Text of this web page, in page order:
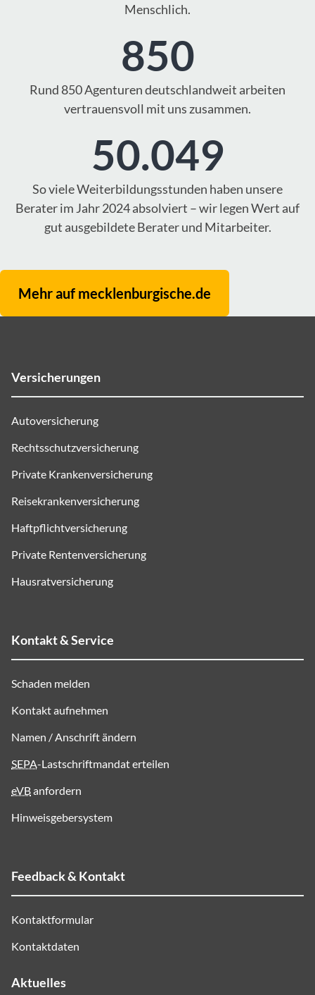
Menschlich.
850
Rund 850 Agenturen deutschlandweit arbeiten
vertrauensvoll mit uns zusammen.
50.049
So viele Weiterbildungsstunden haben unsere
Berater im Jahr 2024 absolviert – wir legen Wert auf
gut ausgebildete Berater und Mitarbeiter.
Mehr auf mecklenburgische.de
Versicherungen
Autoversicherung
Rechtsschutzversicherung
Private Krankenversicherung
Reisekrankenversicherung
Haftpflichtversicherung
Private Rentenversicherung
Hausratversicherung
Kontakt & Service
Schaden melden
Kontakt aufnehmen
Namen / Anschrift ändern
SEPA-Lastschriftmandat erteilen
eVBanfordern
Hinweisgebersystem
Feedback & Kontakt
Kontaktformular
Kontaktdaten
Aktuelles